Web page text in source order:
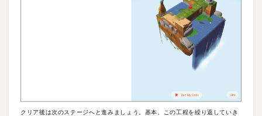
クリア後は次のステージへと進みましょう。基本、この工程を繰り返していき